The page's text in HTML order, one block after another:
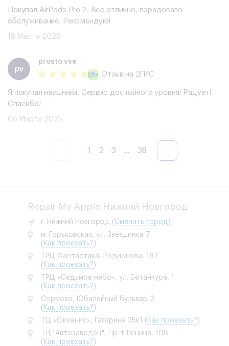
Покупал AirPods Pro 2. Все отлично, порадовало
обслуживание. Рекомендую!
18 Марта 2025
pv
prosto vse
Отзыв на 2ГИС
Я покупал наушники. Сервис достойного уровня! Радует!
Спасибо!
06 Марта 2025
1 2 3 ... 38
Repair My Apple Нижний Новгород
г. Нижний Новгород ( Сменить город )
м. Горьковская, ул. Звездинка 7
( Как проехать? )
ТРЦ Фантастика, Родионова, 187
( Как проехать? )
ТРЦ «Седьмое небо», ул. Бетанкура, 1
( Как проехать? )
Сормово, Юбилейный бульвар 2
( Как проехать? )
ТЦ «Океанис», Гагарина 35к1
( Как проехать? )
ТЦ "Автозаводец", Пр-т Ленина, 108
( Как проехать? )